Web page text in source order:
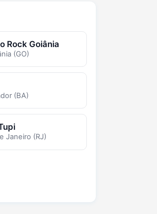
Rock Goiânia
(GO)
(BA)
Janeiro (RJ)